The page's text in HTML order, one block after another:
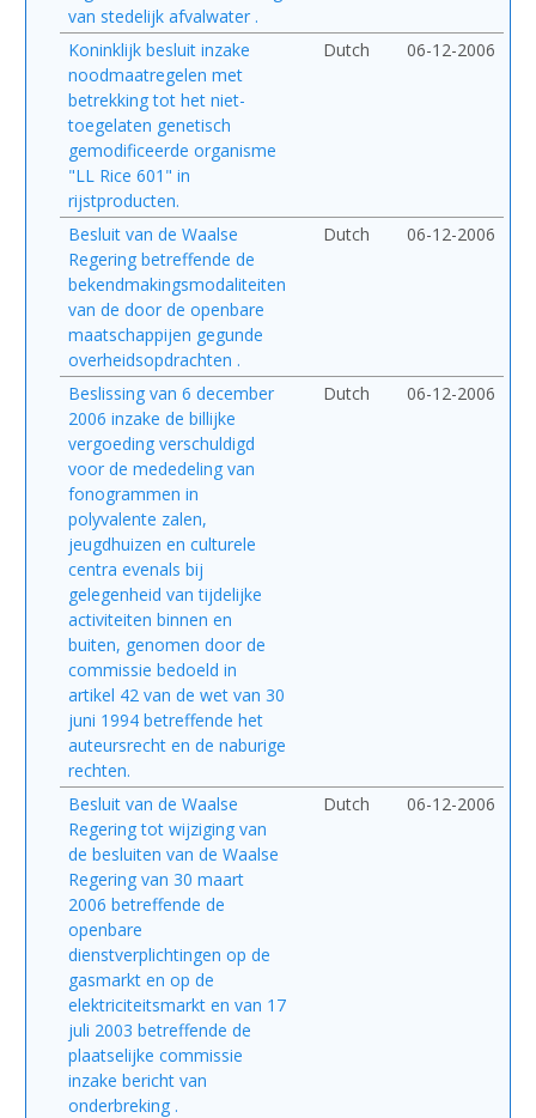
van stedelijk afvalwater .
Koninklijk besluit inzake
noodmaatregelen met
betrekking tot het niet-
toegelaten genetisch
gemodificeerde organisme
"LL Rice 601" in
rijstproducten.
Dutch 06-12-2006
Besluit van de Waalse
Regering betreffende de
bekendmakingsmodaliteiten
van de door de openbare
maatschappijen gegunde
overheidsopdrachten .
Dutch 06-12-2006
Beslissing van 6 december
2006 inzake de billijke
vergoeding verschuldigd
voor de mededeling van
fonogrammen in
polyvalente zalen,
jeugdhuizen en culturele
centra evenals bij
gelegenheid van tijdelijke
activiteiten binnen en
buiten, genomen door de
commissie bedoeld in
artikel 42 van de wet van 30
juni 1994 betreffende het
auteursrecht en de naburige
rechten.
Dutch 06-12-2006
Besluit van de Waalse
Regering tot wijziging van
de besluiten van de Waalse
Regering van 30 maart
2006 betreffende de
openbare
dienstverplichtingen op de
gasmarkt en op de
elektriciteitsmarkt en van 17
juli 2003 betreffende de
plaatselijke commissie
inzake bericht van
onderbreking .
Dutch 06-12-2006